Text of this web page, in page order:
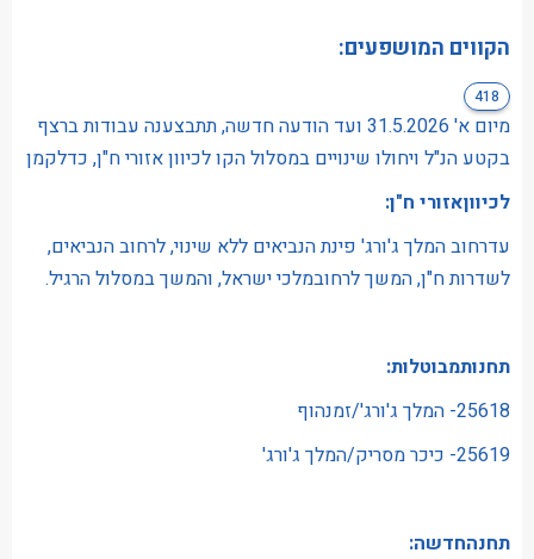
לִנְגִישׁוּת
הָאֲתָר.
הקווים המושפעים:
418
מיום א' 31.5.2026 ועד הודעה חדשה, תתבצענה עבודות ברצף
בקטע הנ"ל ויחולו שינויים במסלול הקו לכיוון אזורי ח"ן, כדלקמן
לכיווןאזורי ח"ן:
עדרחוב המלך ג'ורג' פינת הנביאים ללא שינוי, לרחוב הנביאים,
לשדרות ח"ן, המשך לרחובמלכי ישראל, והמשך במסלול הרגיל.
תחנותמבוטלות:
25618- המלך ג'ורג'/זמנהוף
25619- כיכר מסריק/המלך ג'ורג'
תחנהחדשה: